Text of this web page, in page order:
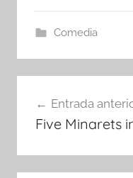
Comedia
Navegación
de
entradas
Entrada
Five Minarets